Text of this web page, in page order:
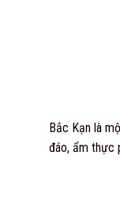
Bắc Kạn là
đáo, ẩm thực